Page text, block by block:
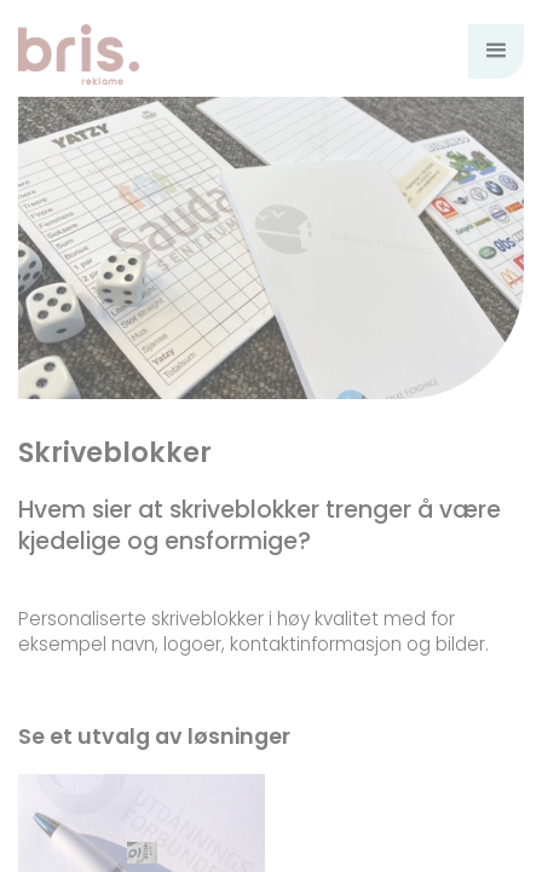
Skriveblokker
Hvem sier at skriveblokker trenger å være
kjedelige og ensformige?
Personaliserte skriveblokker i høy kvalitet med for
eksempel navn, logoer, kontaktinformasjon og bilder.
Se et utvalg av løsninger